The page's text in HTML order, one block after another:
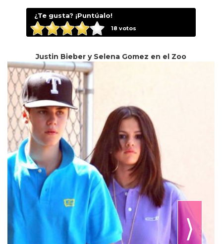
¿Te gusta? ¡Puntúalo!
18 votos
Justin Bieber y Selena Gomez en el Zoo
⟩